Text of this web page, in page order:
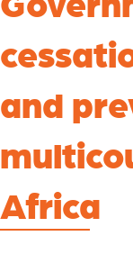
and
Africa